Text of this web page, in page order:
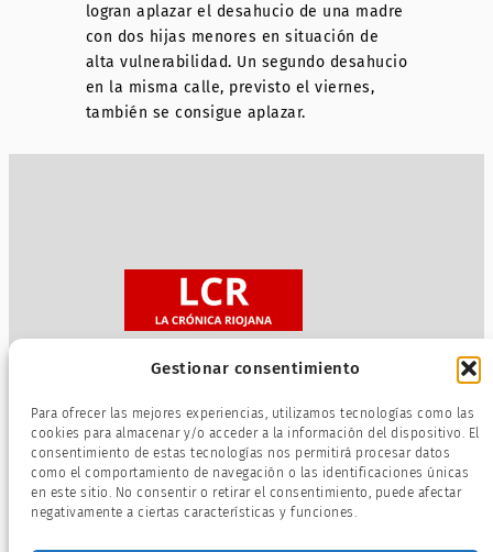
Gestionar consentimiento
Para ofrecer las mejores experiencias, utilizamos tecnologías como las
cookies para almacenar y/o acceder a la información del dispositivo. El
consentimiento de estas tecnologías nos permitirá procesar datos
como el comportamiento de navegación o las identificaciones únicas
en este sitio. No consentir o retirar el consentimiento, puede afectar
negativamente a ciertas características y funciones.
logran aplazar el desahucio de una madre
con dos hijas menores en situación de
alta vulnerabilidad. Un segundo desahucio
en la misma calle, previsto el viernes,
también se consigue aplazar.
Política de privacidad
Términos de servicio
Política de cookies